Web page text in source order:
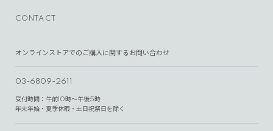
CONTACT
オンラインストアでのご購入に関するお問い合わせ
03-6809-2611
受付時間：午前10時～午後5時
年末年始・夏季休暇・土日祝祭日を除く